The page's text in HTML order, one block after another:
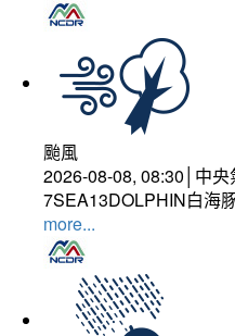
颱風
2026-08-08, 08:30│中央
7SEA13DOLPHIN白海
more...